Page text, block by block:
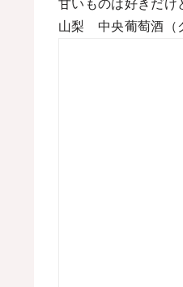
甘いものは好きだけ
山梨 中央葡萄酒（